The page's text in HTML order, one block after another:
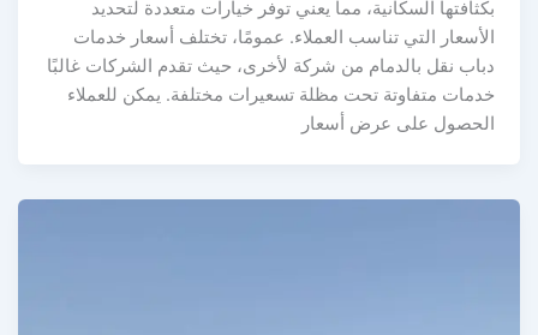
بكثافتها السكانية، مما يعني توفر خيارات متعددة لتحديد
الأسعار التي تناسب العملاء. عمومًا، تختلف أسعار خدمات
دباب نقل بالدمام من شركة لأخرى، حيث تقدم الشركات غالبًا
خدمات متفاوتة تحت مظلة تسعيرات مختلفة. يمكن للعملاء
الحصول على عرض أسعار